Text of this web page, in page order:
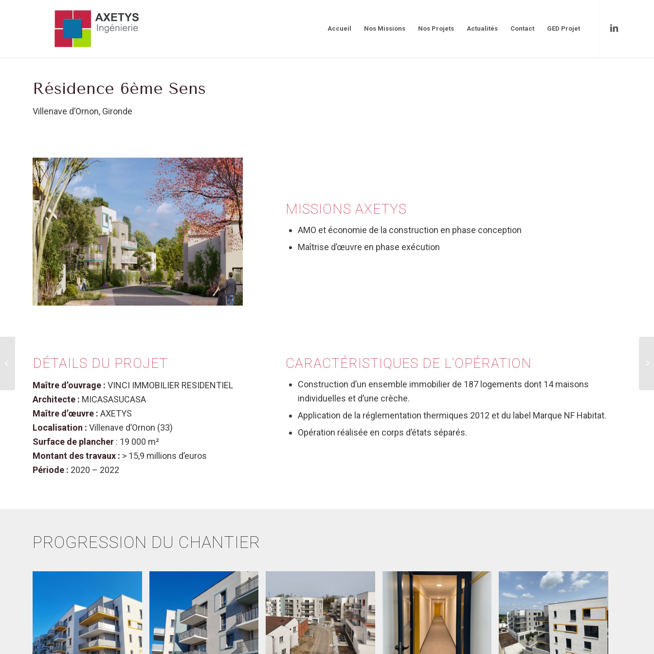
Accueil Nos Missions Nos Projets Actualités Contact GED Projet
Résidence 6ème Sens
Villenave d’Ornon, Gironde
MISSIONS AXETYS
AMO et économie de la construction en phase conception
Maîtrise d’œuvre en phase exécution
DÉTAILS DU PROJET
Maître d’ouvrage : VINCI IMMOBILIER RESIDENTIEL
Architecte : MICASASUCASA
Maître d’œuvre : AXETYS
Localisation : Villenave d’Ornon (33)
Surface de plancher : 19 000 m²
Montant des travaux : > 15,9 millions d’euros
Période : 2020 – 2022
CARACTÉRISTIQUES DE L’OPÉRATION
Construction d’un ensemble immobilier de 187 logements dont 14 maisons
individuelles et d’une crèche.
Application de la réglementation thermiques 2012 et du label Marque NF Habitat.
Opération réalisée en corps d’états séparés.
PROGRESSION DU CHANTIER
L’Escale Gourmande